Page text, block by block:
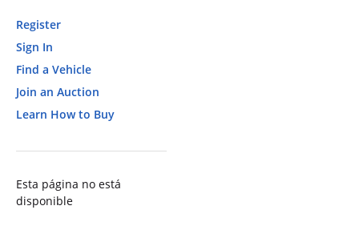
Register
Sign In
Find a Vehicle
Join an Auction
Learn How to Buy
Esta página no está
disponible